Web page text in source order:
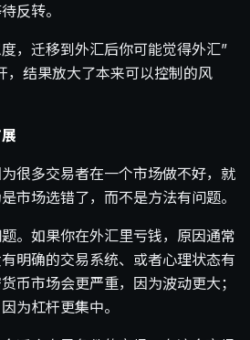
反转。
，迁移到外汇后你可能觉得外汇”
，结果放大了本来可以控制的风
很多交易者在一个市场做不好，就
市场选错了，而不是方法有问题。
。如果你在外汇里亏钱，原因通常
明确的交易系统、或者心理状态有
币市场会更严重，因为波动更大；
为杠杆更集中。